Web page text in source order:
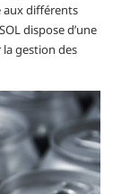
aux différents
dispose d’une
la gestion des